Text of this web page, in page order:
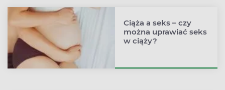
Ciąża a seks – czy
można uprawiać seks
w ciąży?